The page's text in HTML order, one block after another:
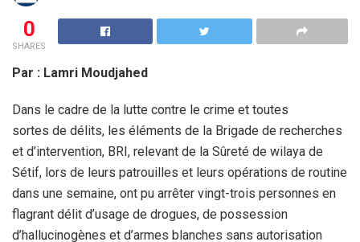
0
SHARES
Par : Lamri Moudjahed
Dans le cadre de la lutte contre le crime et toutes
sortes de délits, les éléments de la Brigade de recherches
et d’intervention, BRI, relevant de la Sûreté de wilaya de
Sétif, lors de leurs patrouilles et leurs opérations de routine
dans une semaine, ont pu arrêter vingt-trois personnes en
flagrant délit d’usage de drogues, de possession
d’hallucinogènes et d’armes blanches sans autorisation